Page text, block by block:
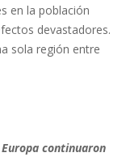
en la población
devastadores.
sola región entre
continuaron